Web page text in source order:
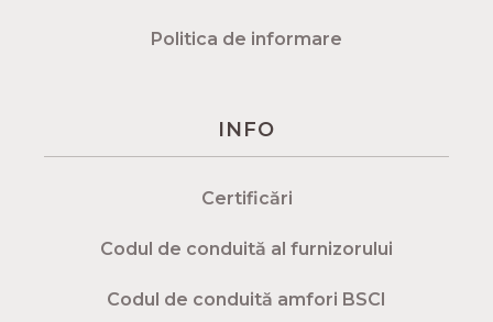
Politica de informare
INFO
Certificări
Codul de conduită al furnizorului
Codul de conduită amfori BSCI